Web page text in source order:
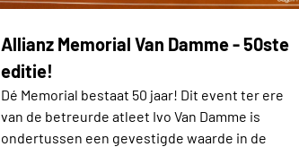
Allianz Memorial Van Damme - 50ste
editie!
Dé Memorial bestaat 50 jaar! Dit event ter ere
van de betreurde atleet Ivo Van Damme is
ondertussen een gevestigde waarde in de